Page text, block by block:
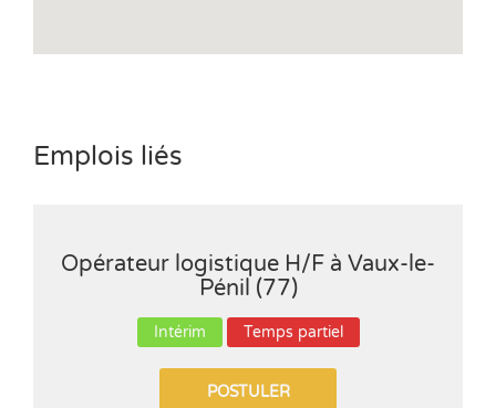
Emplois liés
Opérateur logistique H/F à Vaux-le-
Pénil (77)
Intérim Temps partiel
POSTULER